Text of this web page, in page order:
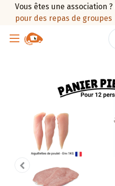
Vous êtes une association ?
pour des repas de groupes